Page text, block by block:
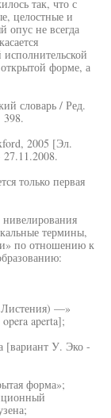
так, что с
целостные и
опус не всегда
форме, а
словарь / Ред.
2005 [Эл.
только первая
термины,
по отношению к
Листения) —»
aperta];
[вариант У. Эко -
форма»;